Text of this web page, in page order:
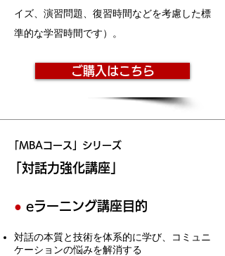
イズ、演習問題、復習時間などを考慮した標
準的な学習時間です）。
ご購入はこちら
「MBAコース」シリーズ
「対話力強化講座」
● eラーニング講座目的
対話の本質と技術を体系的に学び、コミュニ
ケーションの悩みを解消する